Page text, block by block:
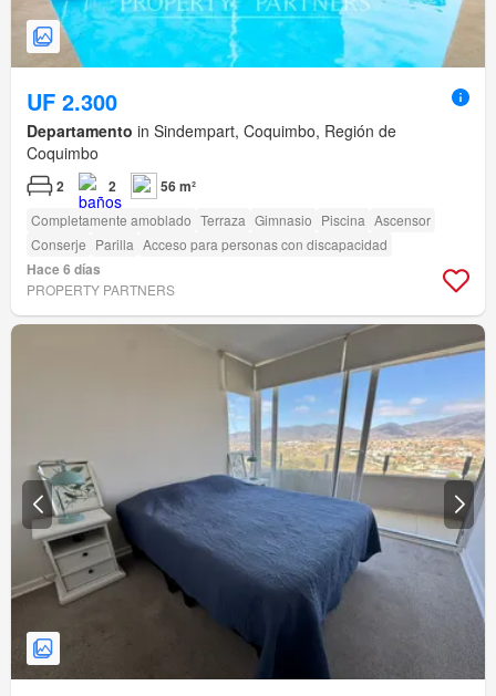
UF 2.300
Departamento in Sindempart, Coquimbo, Región de
Coquimbo
2 2 56 m²
Completamente amoblado Terraza Gimnasio Piscina Ascensor
Conserje Parilla Acceso para personas con discapacidad
Hace 6 días
PROPERTY PARTNERS